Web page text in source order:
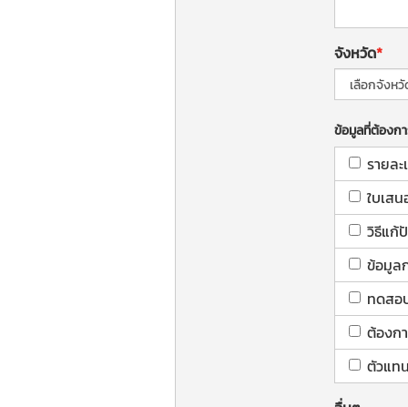
จังหวัด
ข้อมูลที่ต้องก
รายล
ใบเสน
วิธีแก้
ข้อมูล
ทดสอ
ต้องก
ตัวแท